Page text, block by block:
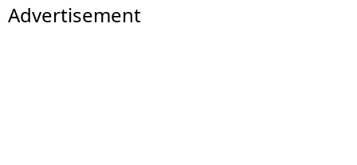
Advertisement